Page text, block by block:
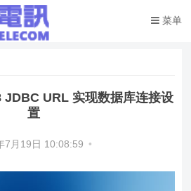
菜单
JDBC URL 实现数据库连接设
置
7月19日 10:08:59 •